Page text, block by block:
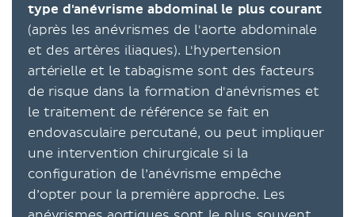
type d'anévrisme abdominal le plus courant
(après les anévrismes de l'aorte abdominale
et des artères iliaques). L'hypertension
artérielle et le tabagisme sont des facteurs
de risque dans la formation d'anévrismes et
le traitement de référence se fait en
endovasculaire percutané, ou peut impliquer
une intervention chirurgicale si la
configuration de l’anévrisme empêche
d’opter pour la première approche. Les